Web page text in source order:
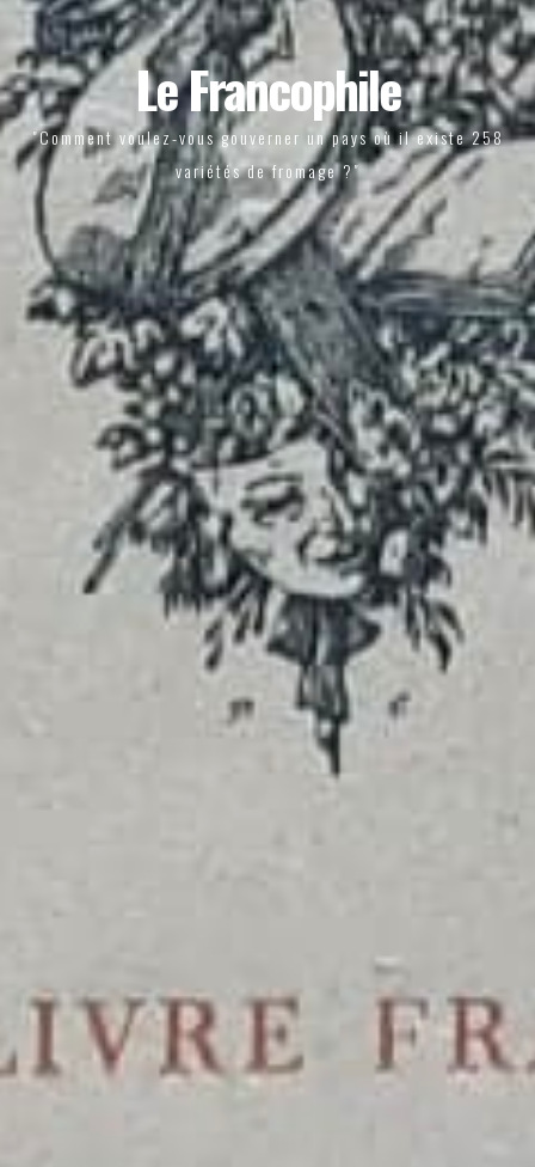
Le Francophile
"Comment voulez-vous gouverner un pays où il existe 258
variétés de fromage ?"